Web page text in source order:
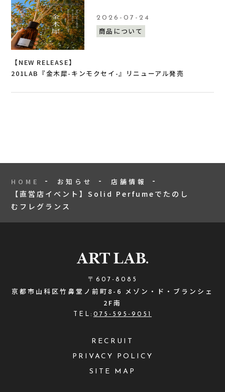
2026-07-24
商品について
【NEW RELEASE】
201LAB『金木犀-キンモクセイ-』リニューアル発売
HOME お知らせ 店舗情報
【直営店イベント】Solid Perfumeでたのし
むフレグランス
〒607-8085
京都市山科区竹鼻堂ノ前町8-6 メゾン・ド・ブランシェ
2F南
TEL: 075-595-9051
RECRUIT
PRIVACY POLICY
SITE MAP